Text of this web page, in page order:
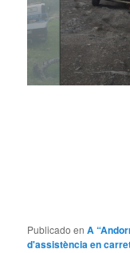
Publicado en A
d'assistència en